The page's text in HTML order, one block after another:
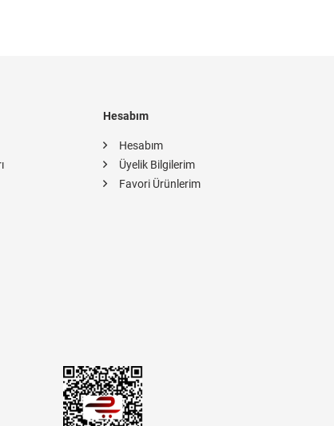
Hesabım
Hesabım
Üyelik Bilgilerim
Favori Ürünlerim